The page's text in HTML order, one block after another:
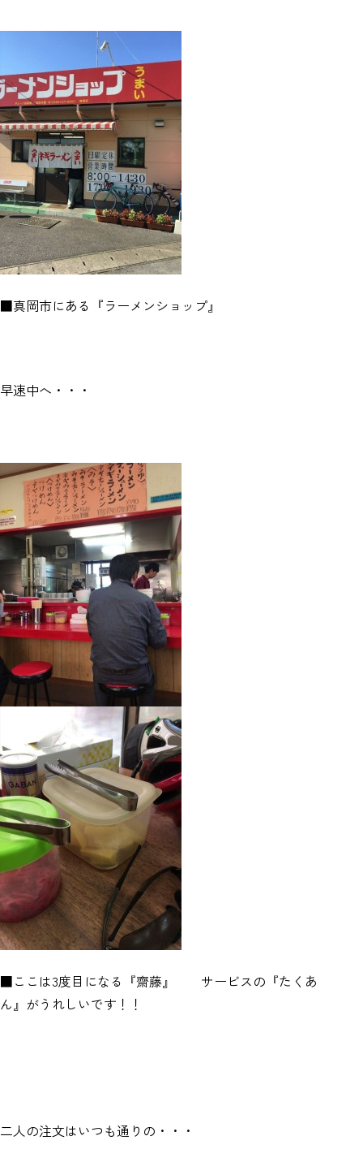
■真岡市にある『ラーメンショップ』
早速中へ・・・
■ここは3度目になる『齋藤』 サービスの『たくあ
ん』がうれしいです！！
二人の注文はいつも通りの・・・